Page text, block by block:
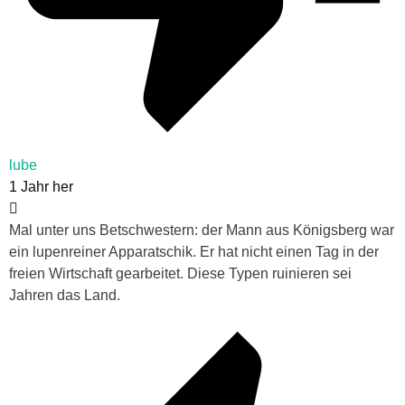
lube
1 Jahr her
Mal unter uns Betschwestern: der Mann aus Königsberg war
ein lupenreiner Apparatschik. Er hat nicht einen Tag in der
freien Wirtschaft gearbeitet. Diese Typen ruinieren sei
Jahren das Land.